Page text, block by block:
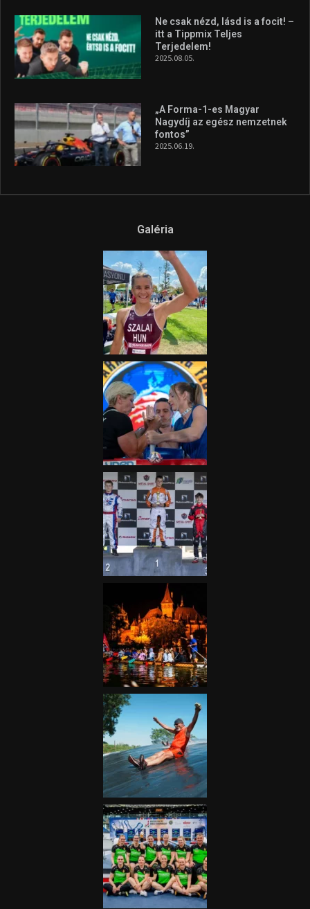
Ne csak nézd, lásd is a focit! –
itt a Tippmix Teljes
Terjedelem!
2025.08.05.
„A Forma-1-es Magyar
Nagydíj az egész nemzetnek
fontos”
2025.06.19.
Galéria